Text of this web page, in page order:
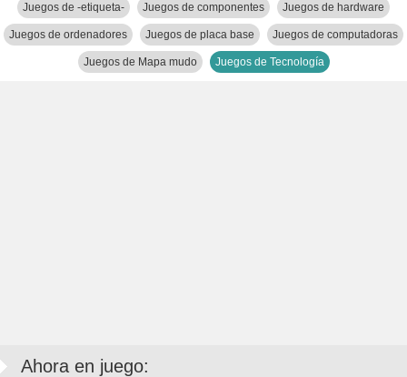
Juegos de -etiqueta- Juegos de componentes Juegos de hardware
Juegos de ordenadores Juegos de placa base Juegos de computadoras
Juegos de Mapa mudo Juegos de Tecnología
Ahora en juego: